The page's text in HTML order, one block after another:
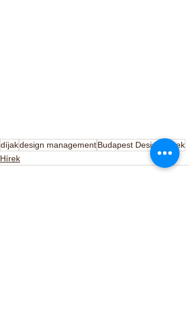
díjakdesign managementBudapest Design Week
Hírek